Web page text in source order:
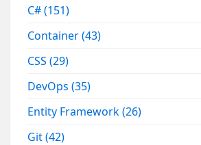
C#(151)
Container(43)
CSS(29)
DevOps(35)
Entity Framework(26)
Git(42)